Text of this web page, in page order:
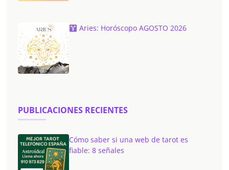
Aries: Horóscopo AGOSTO 2026
PUBLICACIONES RECIENTES
Cómo saber si una web de tarot es
fiable: 8 señales